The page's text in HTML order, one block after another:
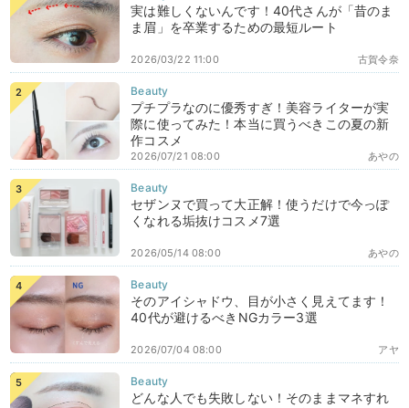
実は難しくないんです！40代さんが「昔のま
ま眉」を卒業するための最短ルート
古賀令奈
2026/03/22 11:00
プチプラなのに優秀すぎ！美容ライターが実
際に使ってみた！本当に買うべきこの夏の新
作コスメ
あやの
2026/07/21 08:00
セザンヌで買って大正解！使うだけで今っぽ
くなれる垢抜けコスメ7選
あやの
2026/05/14 08:00
そのアイシャドウ、目が小さく見えてます！
40代が避けるべきNGカラー3選
アヤ
2026/07/04 08:00
どんな人でも失敗しない！そのままマネすれ